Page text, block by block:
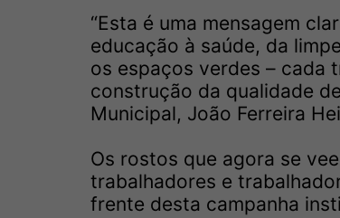
“Esta é uma mensagem
educação à saúde, da
os espaços verdes – cada
construção da qualidade
Municipal, João Ferreira
Os rostos que agora se
trabalhadores e
frente desta campanha